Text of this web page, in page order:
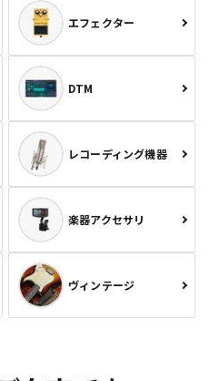
エフェクター
DTM
レコーディング機器
楽器アクセサリ
ヴィンテージ